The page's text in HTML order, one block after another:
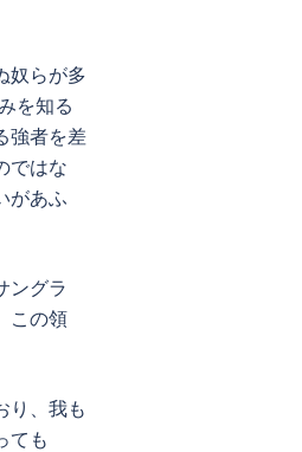
奴らが多
を知る
強者を差
ではな
があふ
ングラ
この領
り、我も
ても